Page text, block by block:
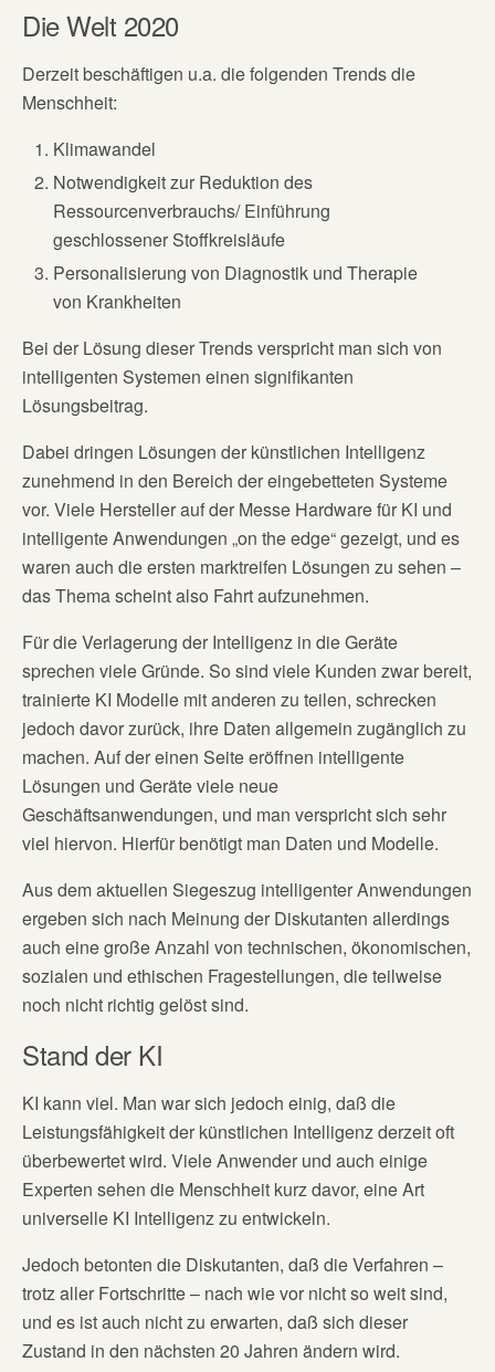
Die Welt 2020
Derzeit beschäftigen u.a. die folgenden Trends die
Menschheit:
Klimawandel
Notwendigkeit zur Reduktion des
Ressourcenverbrauchs/ Einführung
geschlossener Stoffkreisläufe
Personalisierung von Diagnostik und Therapie
von Krankheiten
Bei der Lösung dieser Trends verspricht man sich von
intelligenten Systemen einen signifikanten
Lösungsbeitrag.
Dabei dringen Lösungen der künstlichen Intelligenz
zunehmend in den Bereich der eingebetteten Systeme
vor. Viele Hersteller auf der Messe Hardware für KI und
intelligente Anwendungen „on the edge“ gezeigt, und es
waren auch die ersten marktreifen Lösungen zu sehen –
das Thema scheint also Fahrt aufzunehmen.
Für die Verlagerung der Intelligenz in die Geräte
sprechen viele Gründe. So sind viele Kunden zwar bereit,
trainierte KI Modelle mit anderen zu teilen, schrecken
jedoch davor zurück, ihre Daten allgemein zugänglich zu
machen. Auf der einen Seite eröffnen intelligente
Lösungen und Geräte viele neue
Geschäftsanwendungen, und man verspricht sich sehr
viel hiervon. Hierfür benötigt man Daten und Modelle.
Aus dem aktuellen Siegeszug intelligenter Anwendungen
ergeben sich nach Meinung der Diskutanten allerdings
auch eine große Anzahl von technischen, ökonomischen,
sozialen und ethischen Fragestellungen, die teilweise
noch nicht richtig gelöst sind.
Stand der KI
KI kann viel. Man war sich jedoch einig, daß die
Leistungsfähigkeit der künstlichen Intelligenz derzeit oft
überbewertet wird. Viele Anwender und auch einige
Experten sehen die Menschheit kurz davor, eine Art
universelle KI Intelligenz zu entwickeln.
Jedoch betonten die Diskutanten, daß die Verfahren –
trotz aller Fortschritte – nach wie vor nicht so weit sind,
und es ist auch nicht zu erwarten, daß sich dieser
Zustand in den nächsten 20 Jahren ändern wird.